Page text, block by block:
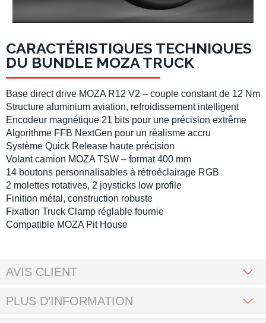
CARACTÉRISTIQUES TECHNIQUES
DU BUNDLE MOZA TRUCK
Base direct drive MOZA R12 V2 – couple constant de 12 Nm
Structure aluminium aviation, refroidissement intelligent
Encodeur magnétique 21 bits pour une précision extrême
Algorithme FFB NextGen pour un réalisme accru
Système Quick Release haute précision
Volant camion MOZA TSW – format 400 mm
14 boutons personnalisables à rétroéclairage RGB
2 molettes rotatives, 2 joysticks low profile
Finition métal, construction robuste
Fixation Truck Clamp réglable fournie
Compatible MOZA Pit House
AVIS CLIENT
PLUS D’INFORMATION